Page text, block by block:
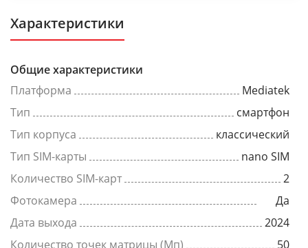
Характеристики
Общие характеристики
Платформа
Mediatek
Тип
смартфон
Тип корпуса
классический
Тип SIM-карты
nano SIM
Количество SIM-карт
2
Фотокамера
Да
Дата выхода
2024
Количество точек матрицы (Мп)
50